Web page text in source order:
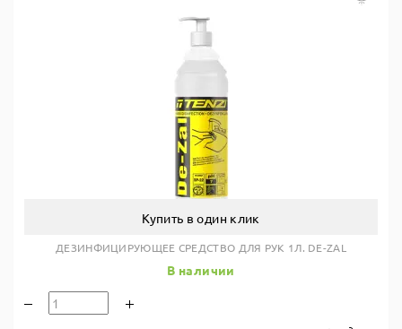
Купить в один клик
ДЕЗИНФИЦИРУЮЩЕЕ СРЕДСТВО ДЛЯ РУК 1Л. DE-ZAL
В наличии